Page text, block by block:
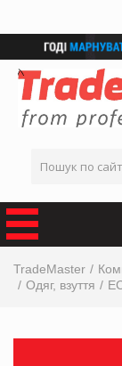
TradeMaster
Одяг, взуття